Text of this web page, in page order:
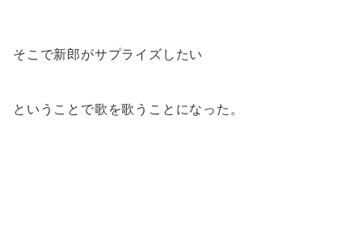
そこで新郎がサプライズしたい
ということで歌を歌うことになった。